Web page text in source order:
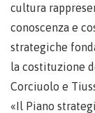
cultura
conoscenza e
strategiche
la costituzione
Corciuolo e
«Il Piano